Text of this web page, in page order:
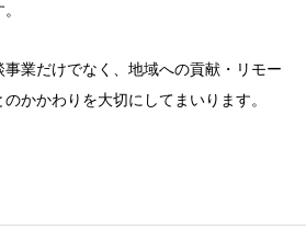
業だけでなく、地域への貢献・リモー
かかわりを大切にしてまいります。